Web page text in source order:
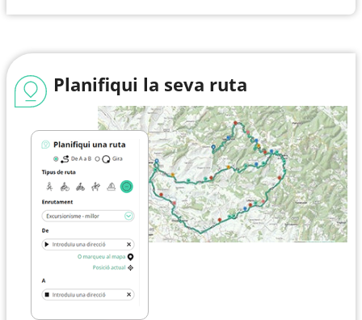
Planifiqui la seva ruta